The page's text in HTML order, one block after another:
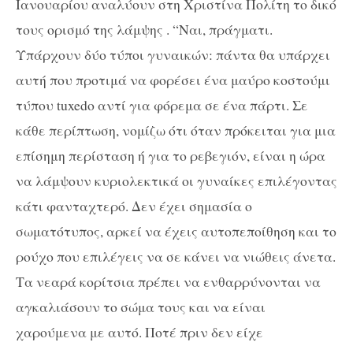
Ιανουαρίου αναλύουν στη Χριστίνα Πολίτη το δικό
τους ορισμό της λάμψης . “Ναι, πράγματι.
Υπάρχουν δύο τύποι γυναικών: πάντα θα υπάρχει
αυτή που προτιμά να φορέσει ένα μαύρο κοστούμι
τύπου tuxedo αντί για φόρεμα σε ένα πάρτι. Σε
κάθε περίπτωση, νομίζω ότι όταν πρόκειται για μια
επίσημη περίσταση ή για το ρεβεγιόν, είναι η ώρα
να λάμψουν κυριολεκτικά οι γυναίκες επιλέγοντας
κάτι φανταχτερό. Δεν έχει σημασία ο
σωματότυπος, αρκεί να έχεις αυτοπεποίθηση και το
ρούχο που επιλέγεις να σε κάνει να νιώθεις άνετα.
Τα νεαρά κορίτσια πρέπει να ενθαρρύνονται να
αγκαλιάσουν το σώμα τους και να είναι
χαρούμενα με αυτό. Ποτέ πριν δεν είχε